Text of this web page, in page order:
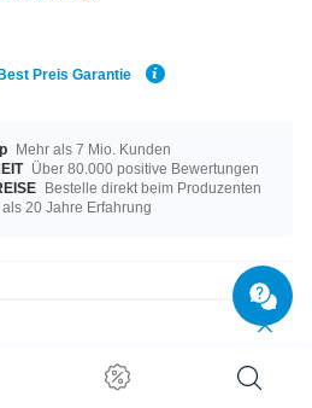
Preis Garantie
Mehr als 7 Mio. Kunden
Über 80.000 positive Bewertungen
Bestelle direkt beim Produzenten
als 20 Jahre Erfahrung
Elastizität. Das Material passt sich
Auf diesen Barbell-Stab aus Bioflex